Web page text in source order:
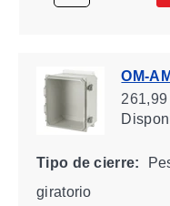
OM-
Tipo de cierre:
giratorio